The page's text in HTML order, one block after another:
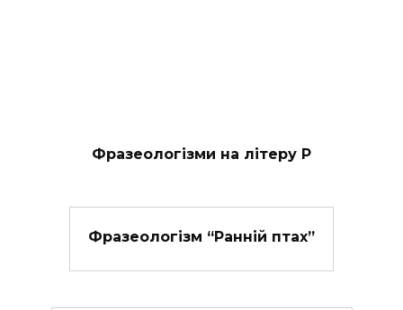
Фразеологізми на літеру Р
Фразеологізм “Ранній птах”